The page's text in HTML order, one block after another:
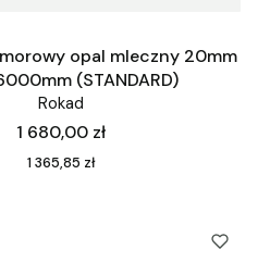
opal mleczny 20mm
(STANDARD)
Rokad
Cena
1 680,00 zł
Cena
1 365,85 zł